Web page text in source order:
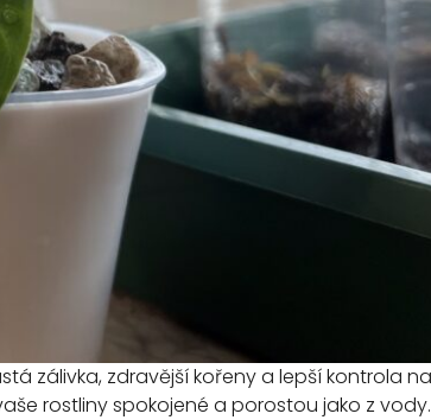
zálivka, zdravější kořeny a lepší kontrola
rostliny spokojené a porostou jako z vody.